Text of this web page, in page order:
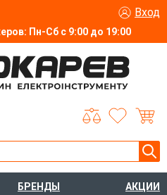
Пн-Сб с 9:00 до 19:00
Вход
БРЕНДЫ АКЦИИ